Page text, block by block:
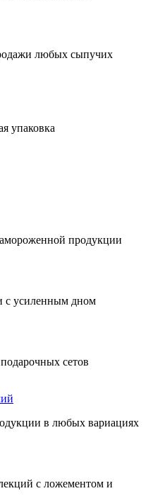
любых сыпучих
упаковка
продукции
с усиленным дном
сетов
в любых вариациях
с ложементом и